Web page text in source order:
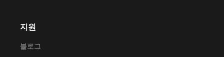
지원
블로그